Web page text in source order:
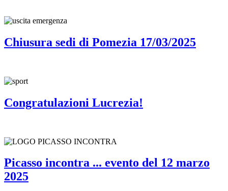
Chiusura sedi di Pomezia 17/03/2025
Congratulazioni Lucrezia!
Picasso incontra ... evento del 12 marzo
2025